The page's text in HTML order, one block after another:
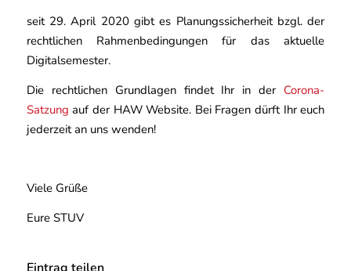
seit 29. April 2020 gibt es Planungssicherheit bzgl. der
rechtlichen Rahmenbedingungen für das aktuelle
Digitalsemester.
Die rechtlichen Grundlagen findet Ihr in der Corona-
Satzung auf der HAW Website. Bei Fragen dürft Ihr euch
jederzeit an uns wenden!
Viele Grüße
Eure STUV